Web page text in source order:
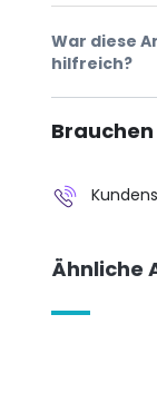
War diese
hilfreich?
Ähnliche